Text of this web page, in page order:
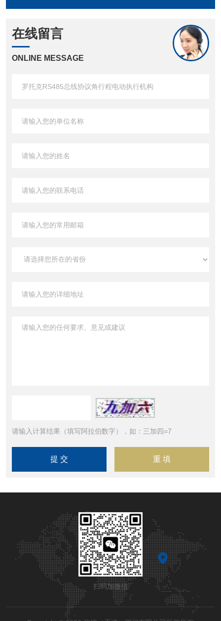
在线留言
ONLINE MESSAGE
请输入计算结果（填写阿拉伯数字），如：三加四=7
扫码加微信